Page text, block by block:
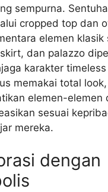
sempurna.
cropped top dan
elemen klasik
dan palazzo
karakter
memakai total
elemen-elemen
sesuai
mereka.
dengan